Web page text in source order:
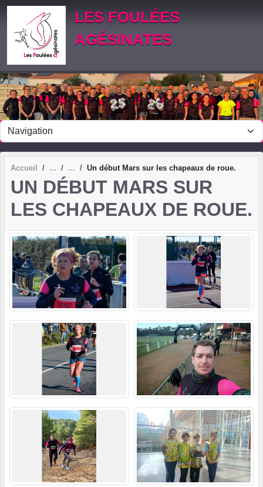
LES FOULÉES
AGÉSINATES
Accueil Un début Mars sur les chapeaux de roue.
UN DÉBUT MARS SUR
LES CHAPEAUX DE ROUE.
Panneau de gestion des cookies